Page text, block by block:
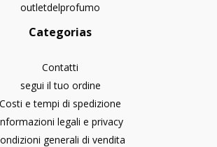
outletdelprofumo
Categorias
Contatti
segui il tuo ordine
Costi e tempi di spedizione
legali e privacy
generali di vendita